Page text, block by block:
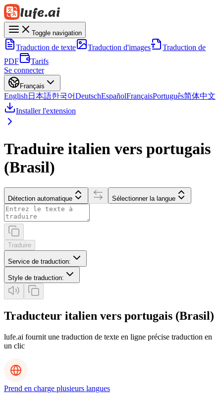
Toggle navigation
Traduction de texte Traduction d'images
Traduction de
PDF
Tarifs
Se connecter
Français
English 日本語한국어DeutschEspañolFrançaisPortuguês简体中文
Installer l'extension
Traduire italien vers portugais
(Brasil)
Détection automatique Sélectionner la langue
Traduire
Service de traduction:
Style de traduction:
Traducteur italien vers portugais (Brasil)
lufe.ai fournit une traduction de texte en ligne précise traduction en
un clic
Prend en charge plusieurs langues